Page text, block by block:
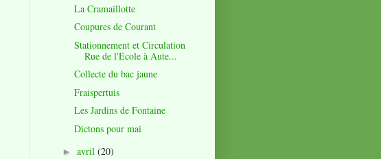
La Cramaillotte
Coupures de Courant
Stationnement et Circulation
Rue de l'Ecole à Aute...
Collecte du bac jaune
Fraispertuis
Les Jardins de Fontaine
Dictons pour mai
► avril (20)